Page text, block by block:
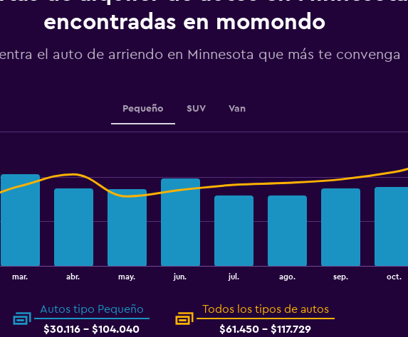
displaying
values.
0
encontradas en momondo
el auto de arriendo en Minnesota que más te convenga
Pequeño SUV Van
mar. abr. may. jun. jul. ago. sep. oct.
Autos tipo Pequeño
$30.116 - $104.040
Todos los tipos de autos
$61.450 - $117.729